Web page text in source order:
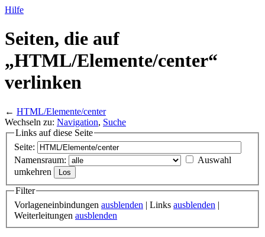
Hilfe
Seiten, die auf
„HTML/Elemente/center“
verlinken
← HTML/Elemente/center
Wechseln zu: Navigation, Suche
Links auf diese Seite
Seite:
Namensraum:
Auswahl
umkehren
Filter
Vorlageneinbindungen ausblenden | Links ausblenden |
Weiterleitungen ausblenden